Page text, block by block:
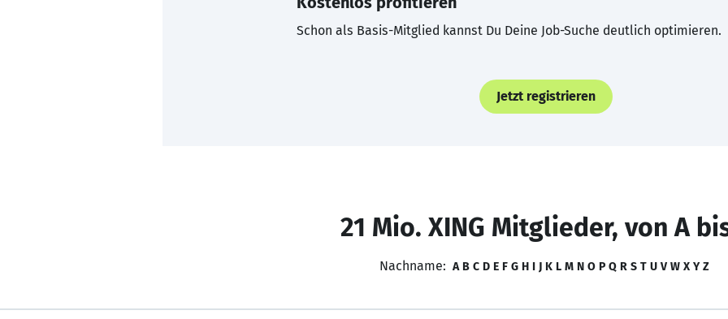
Schon als Basis-Mitglied kannst Du Deine Job-Suche deutlich optimieren.
Jetzt registrieren
21 Mio. XING Mitglieder, von A
Nachname: A B C D E F G H I J K L M N O P Q R S T U V W X Y Z